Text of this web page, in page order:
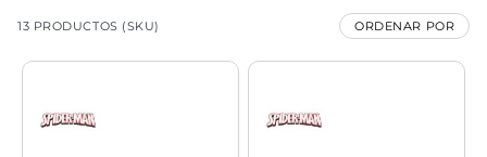
13 PRODUCTOS (SKU) ORDENAR POR